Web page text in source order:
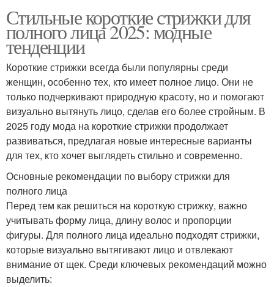
Стильные короткие стрижки для
полного лица 2025: модные
тенденции
Короткие стрижки всегда были популярны среди
женщин, особенно тех, кто имеет полное лицо. Они не
только подчеркивают природную красоту, но и помогают
визуально вытянуть лицо, сделав его более стройным. В
2025 году мода на короткие стрижки продолжает
развиваться, предлагая новые интересные варианты
для тех, кто хочет выглядеть стильно и современно.
Основные рекомендации по выбору стрижки для
полного лица
Перед тем как решиться на короткую стрижку, важно
учитывать форму лица, длину волос и пропорции
фигуры. Для полного лица идеально подходят стрижки,
которые визуально вытягивают лицо и отвлекают
внимание от щек. Среди ключевых рекомендаций можно
выделить: